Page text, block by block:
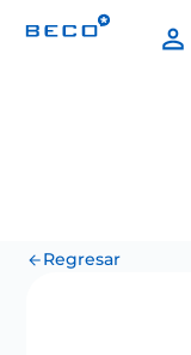
Regresar